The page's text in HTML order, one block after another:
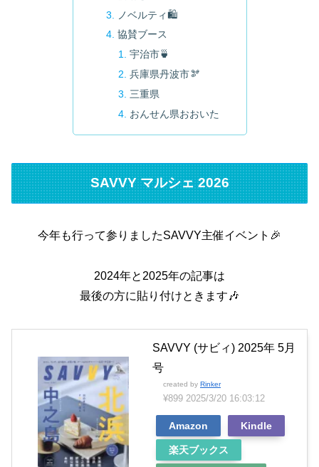
ノベルティ🛍️
協賛ブース
宇治市🍵
兵庫県丹波市🫘
三重県
おんせん県おおいた
SAVVY マルシェ 2026
今年も行って参りましたSAVVY主催イベント🎉
2024年と2025年の記事は
最後の方に貼り付けときます🎶
SAVVY (サビィ) 2025年 5月
号
created by Rinker
¥899 2025/3/20 16:03:12
Amazon Kindle
楽天ブックス